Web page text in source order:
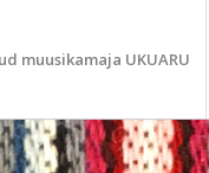
muusikamaja UKUARU